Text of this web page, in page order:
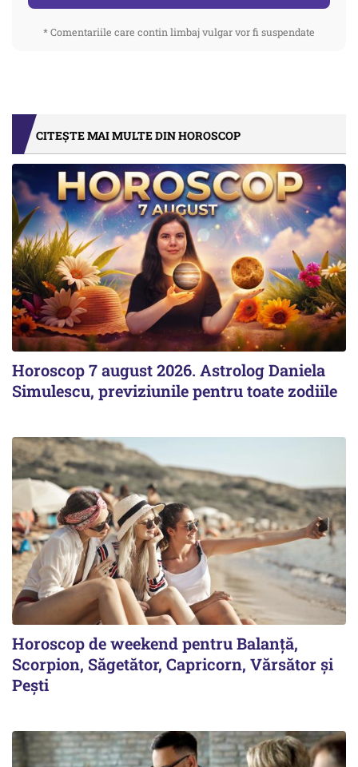
* Comentariile care contin limbaj vulgar vor fi suspendate
CITEȘTE MAI MULTE DIN HOROSCOP
Horoscop 7 august 2026. Astrolog Daniela
Simulescu, previziunile pentru toate zodiile
Horoscop de weekend pentru Balanță,
Scorpion, Săgetător, Capricorn, Vărsător și
Pești